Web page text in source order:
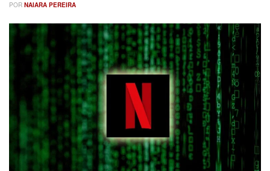
POR NAIARA PEREIRA